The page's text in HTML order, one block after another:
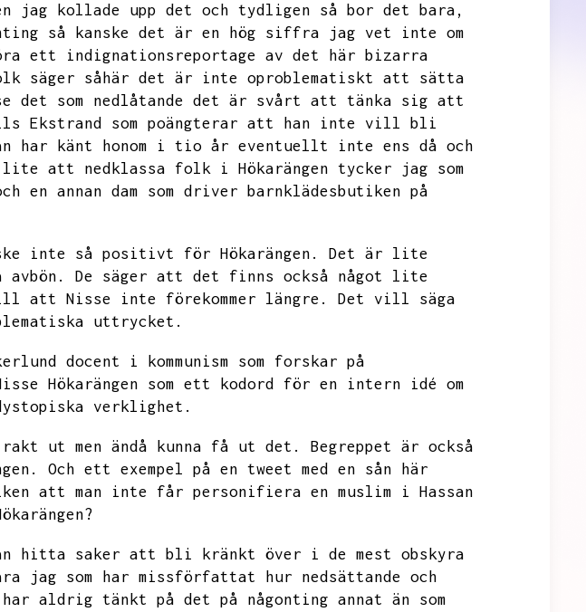
jag kollade upp det och tydligen så bor det bara,
så kanske det är en hög siffra jag vet inte om
ett indignationsreportage av det här bizarra
säger såhär det är inte oproblematiskt att sätta
det som nedlåtande det är svårt att tänka sig att
Ekstrand som poängterar att han inte vill bli
har känt honom i tio år eventuellt inte ens då och
att nedklassa folk i Hökarängen tycker jag som
en annan dam som driver barnklädesbutiken på
inte så positivt för Hökarängen.
Det är lite
avbön.
De säger att det finns också något lite
att Nisse inte förekommer längre.
Det vill säga
uttrycket.
docent i kommunism som forskar på
Hökarängen som ett kodord för en intern idé om
verklighet.
ut men ändå kunna få ut det.
Begreppet är också
Och ett exempel på en tweet med en sån här
att man inte får personifiera en muslim i Hassan
hitta saker att bli kränkt över i de mest obskyra
jag som har missförfattat hur nedsättande och
har aldrig tänkt på det på någonting annat än som